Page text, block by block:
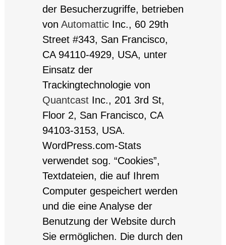
der Besucherzugriffe, betrieben
von Automattic Inc., 60 29th
Street #343, San Francisco,
CA 94110-4929, USA, unter
Einsatz der
Trackingtechnologie von
Quantcast Inc., 201 3rd St,
Floor 2, San Francisco, CA
94103-3153, USA.
WordPress.com-Stats
verwendet sog. “Cookies”,
Textdateien, die auf Ihrem
Computer gespeichert werden
und die eine Analyse der
Benutzung der Website durch
Sie ermöglichen. Die durch den